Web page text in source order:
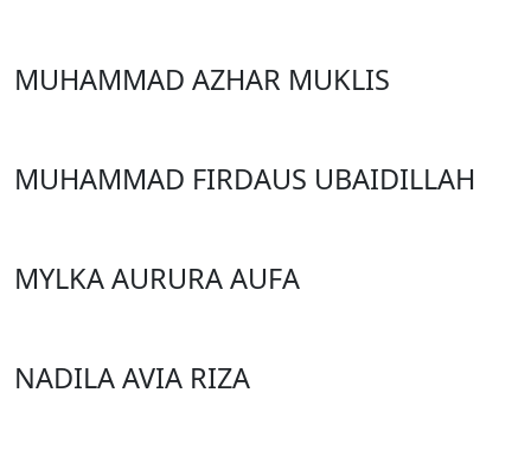
MUHAMMAD AZHAR MUKLIS
MUHAMMAD FIRDAUS UBAIDILLAH
MYLKA AURURA AUFA
NADILA AVIA RIZA